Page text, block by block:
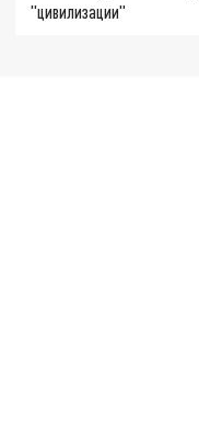
"цивилизации"